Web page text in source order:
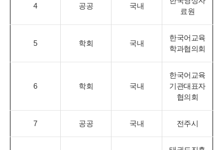
4 공공 국내
료원
5 학회 국내
한국어교육
학과협의회
6 학회 국내
한국어교육
기관대표자
협의회
7 공공 국내 전주시